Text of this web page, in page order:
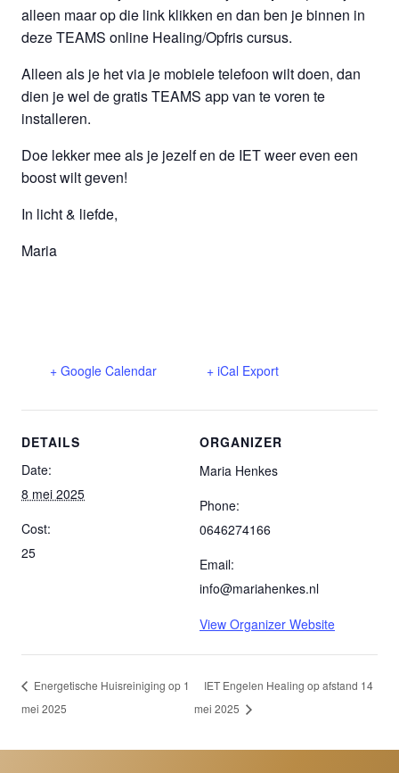
alleen maar op die link klikken en dan ben je binnen in
deze TEAMS online Healing/Opfris cursus.
Alleen als je het via je mobiele telefoon wilt doen, dan
dien je wel de gratis TEAMS app van te voren te
installeren.
Doe lekker mee als je jezelf en de IET weer even een
boost wilt geven!
In licht & liefde,
Maria
+ Google Calendar + iCal Export
DETAILS
Date:
8 mei 2025
Cost:
25
ORGANIZER
Maria Henkes
Phone:
0646274166
Email:
info@mariahenkes.nl
View Organizer Website
Energetische Huisreiniging op 1
mei 2025
IET Engelen Healing op afstand 14
mei 2025